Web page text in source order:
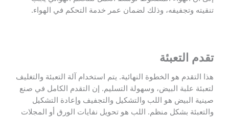
تنقيته وتجفيفه، وذلك لضمان عمر خدمة التحكم في الهواء.
تقدم التعبئة
هذا التقدم هو الخطوة النهائية. يتم استخدام آلة التعبئة والتغليف
لتعبئة علبة البيض، وسهولة التسليم. إن التقدم الكامل في صنع
صينية البيض هو اللب والتشكيل والتجفيف وإعادة التشكيل
والتعبئة بشكل منظم. اللب هو تحويل نفايات الورق أو المجلات